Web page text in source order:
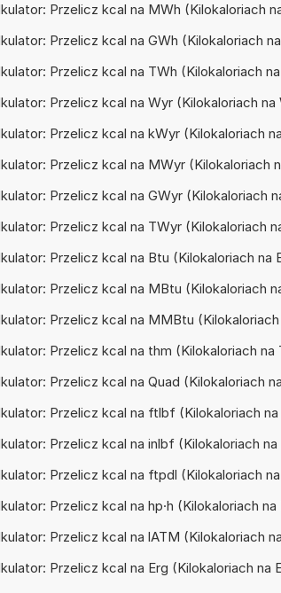
Przelicz kcal na MWh (Kilokaloriach
Przelicz kcal na GWh (Kilokaloriach
Przelicz kcal na TWh (Kilokaloriach
Przelicz kcal na Wyr (Kilokaloriach na
Przelicz kcal na kWyr (Kilokaloriach
Przelicz kcal na MWyr (Kilokaloriach
Przelicz kcal na GWyr (Kilokaloriach
Przelicz kcal na TWyr (Kilokaloriach
Przelicz kcal na Btu (Kilokaloriach na
Przelicz kcal na MBtu (Kilokaloriach
Przelicz kcal na MMBtu
Przelicz kcal na thm (Kilokaloriach na
Przelicz kcal na Quad (Kilokaloriach
Przelicz kcal na ftlbf (Kilokaloriach
Przelicz kcal na inlbf (Kilokaloriach
Przelicz kcal na ftpdl (Kilokaloriach
Przelicz kcal na hp·h (Kilokaloriach
Przelicz kcal na lATM (Kilokaloriach
Przelicz kcal na Erg (Kilokaloriach na